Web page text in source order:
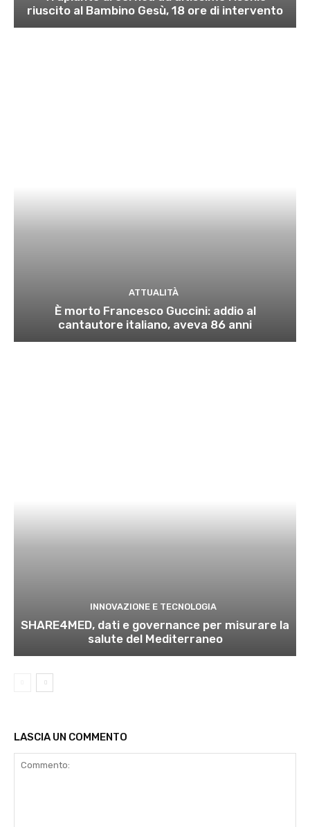
riuscito al Bambino Gesù, 18 ore di intervento
ATTUALITÀ
È morto Francesco Guccini: addio al
cantautore italiano, aveva 86 anni
INNOVAZIONE E TECNOLOGIA
SHARE4MED, dati e governance per misurare la
salute del Mediterraneo
LASCIA UN COMMENTO